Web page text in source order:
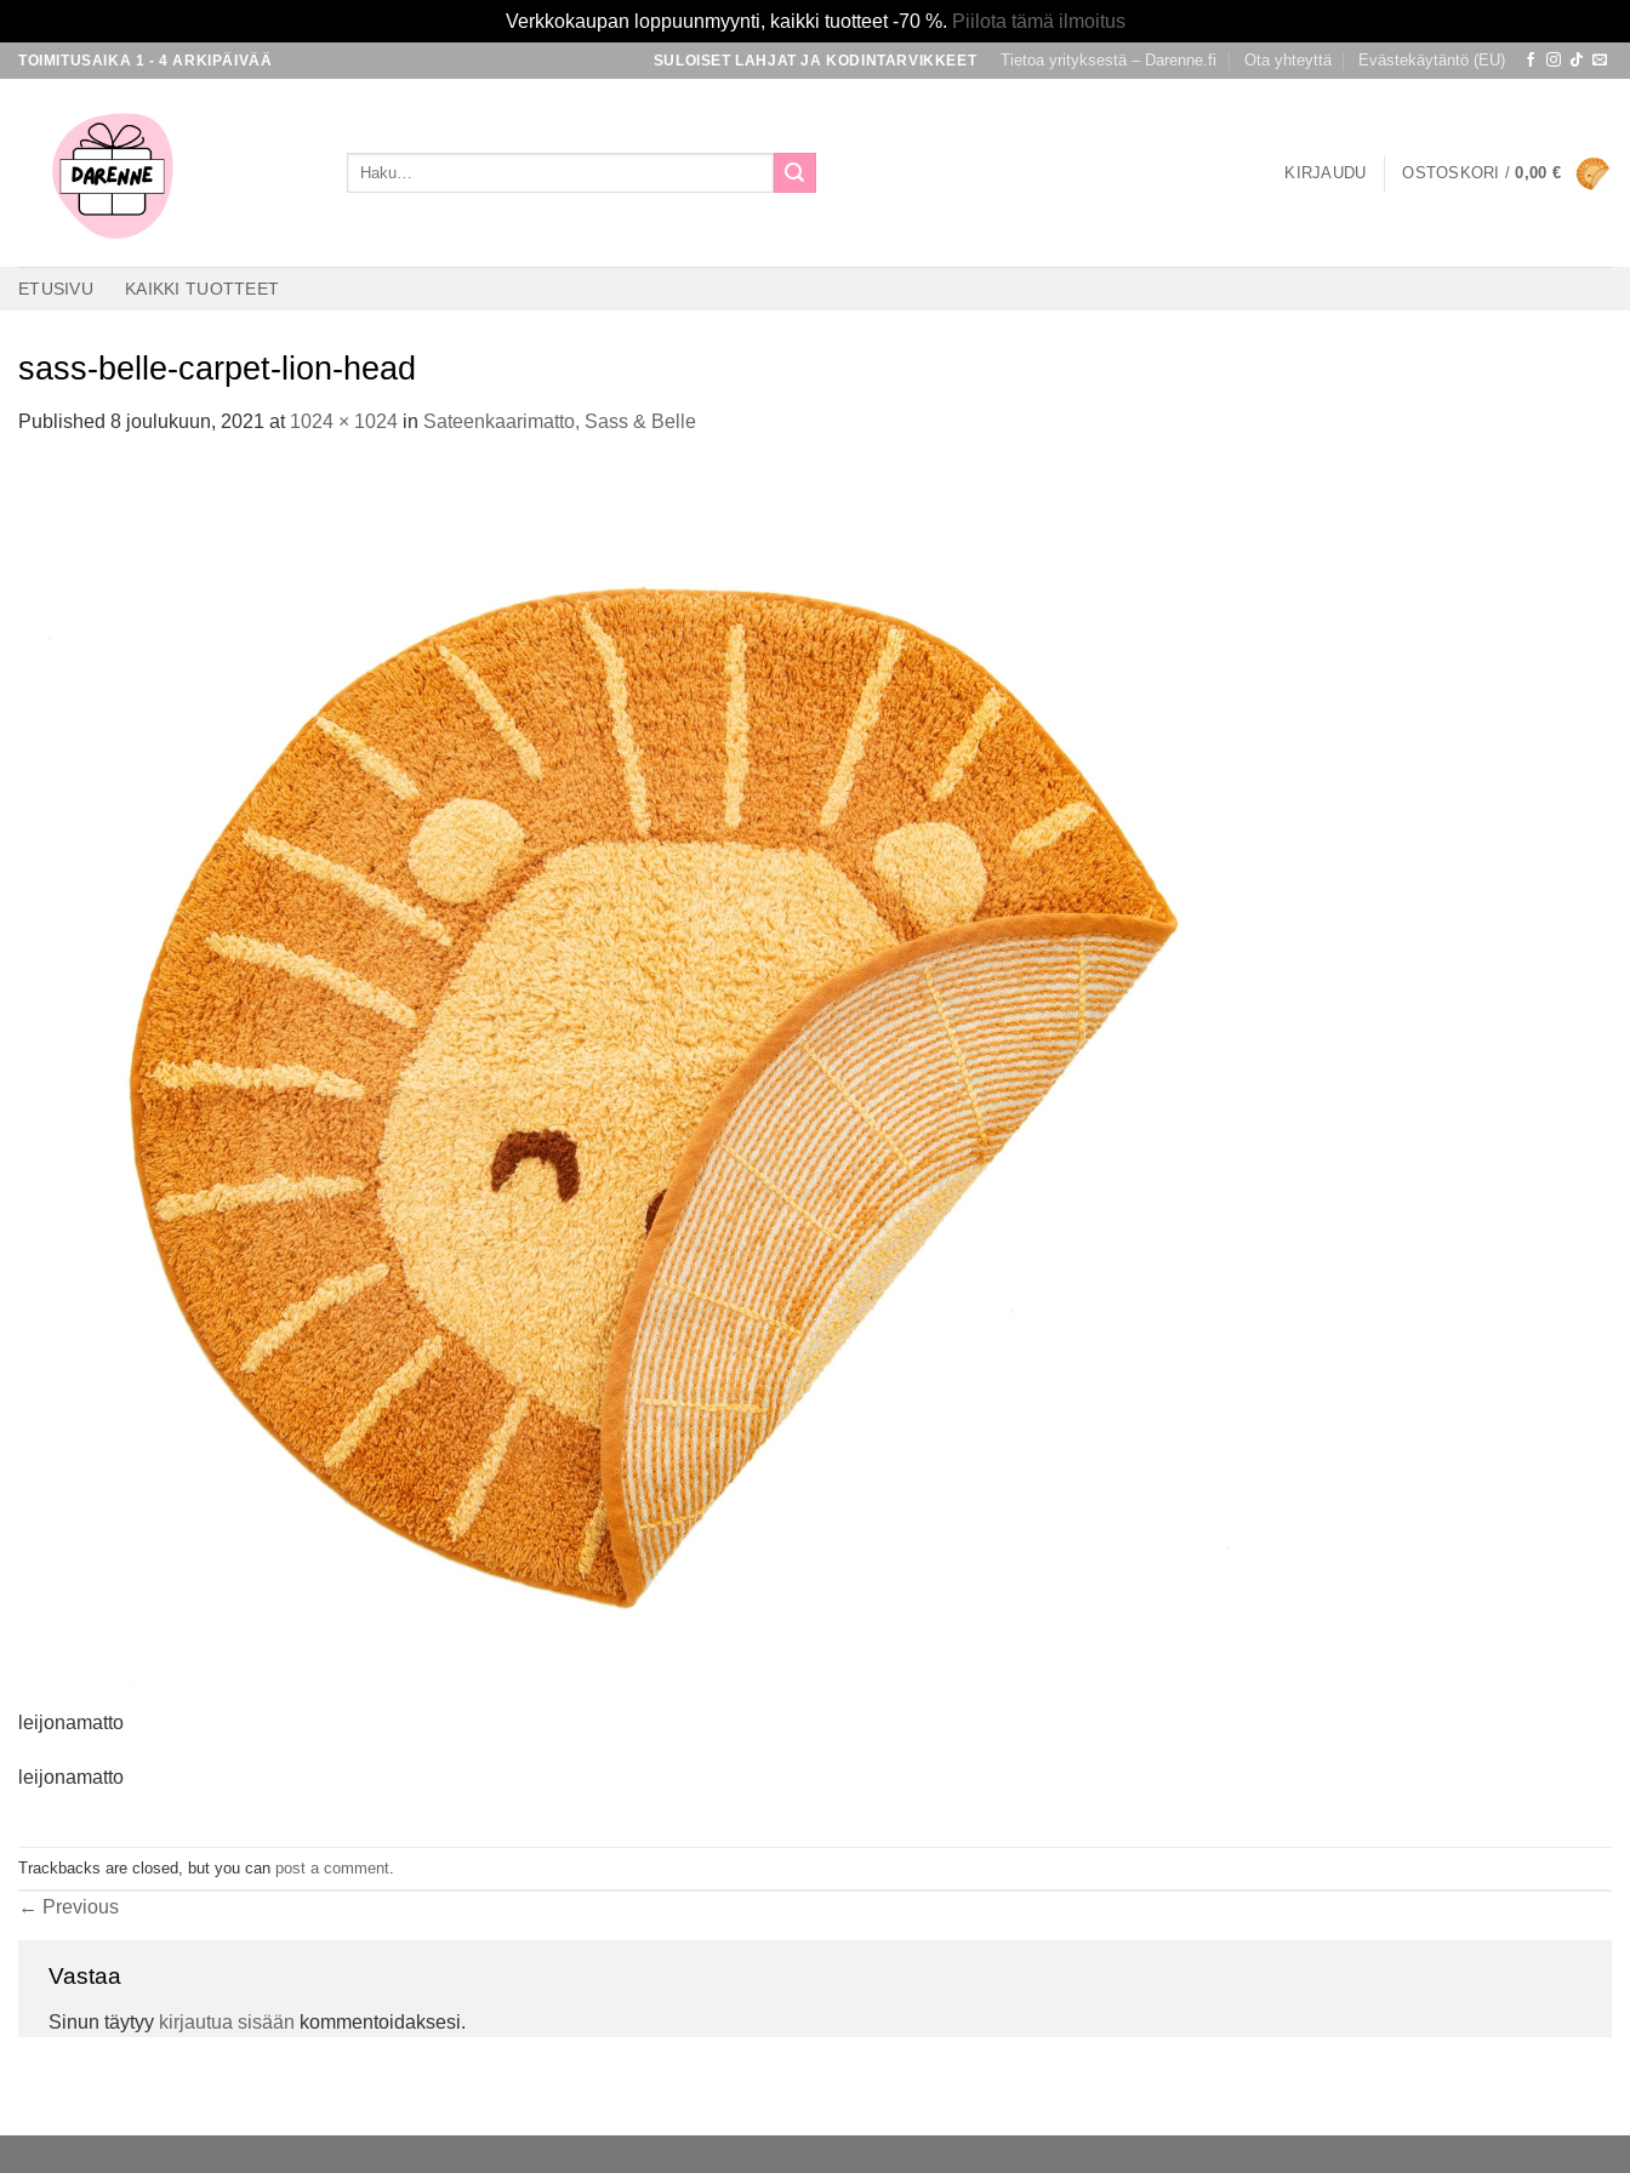
Verkkokaupan loppuunmyynti, kaikki tuotteet -70 %. Piilota tämä ilmoitus
SkipTOIMITUSAIKA 1 - 4 ARKIPÄIVÄÄ SULOISET LAHJAT JA KODINTARVIKKEET Tietoa yrityksestä – Darenne.fi Ota yhteyttä Evästekäytäntö (EU)
Etsi:
KIRJAUDU OSTOSKORI /0,00 €
ETUSIVU KAIKKI TUOTTEET
sass-belle-carpet-lion-head
Published 8 joulukuun, 2021 at 1024 × 1024 in Sateenkaarimatto, Sass & Belle
leijonamatto
leijonamatto
Trackbacks are closed, but you can post a comment
← Previous
Vastaa
Sinun täytyy kirjautua sisään kommentoidaksesi.